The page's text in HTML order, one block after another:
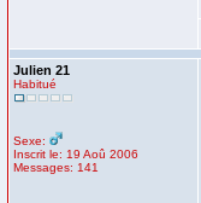
Julien 21
Habitué
Sexe:
Inscrit le: 19 Aoû 2006
Messages: 141